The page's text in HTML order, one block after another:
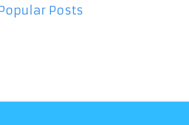
Posts